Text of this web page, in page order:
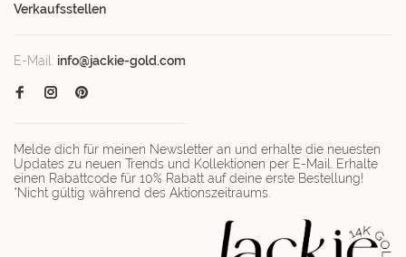
Verkaufsstellen
E-Mail: info@jackie-gold.com
Melde dich für meinen Newsletter an und erhalte die neuesten
Updates zu neuen Trends und Kollektionen per E-Mail. Erhalte
einen Rabattcode für 10% Rabatt auf deine erste Bestellung!
*Nicht gültig während des Aktionszeitraums.